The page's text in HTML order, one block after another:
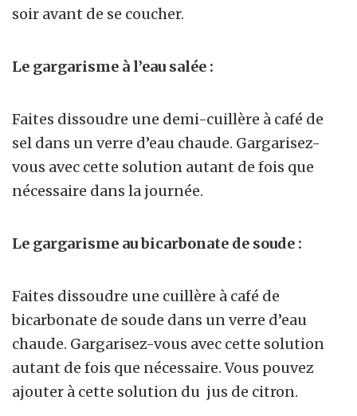
soir avant de se coucher.
Le gargarisme à l’eau salée :
Faites dissoudre une demi-cuillère à café de
sel dans un verre d’eau chaude. Gargarisez-
vous avec cette solution autant de fois que
nécessaire dans la journée.
Le gargarisme au bicarbonate de soude :
Faites dissoudre une cuillère à café de
bicarbonate de soude dans un verre d’eau
chaude. Gargarisez-vous avec cette solution
autant de fois que nécessaire. Vous pouvez
ajouter à cette solution du jus de citron.